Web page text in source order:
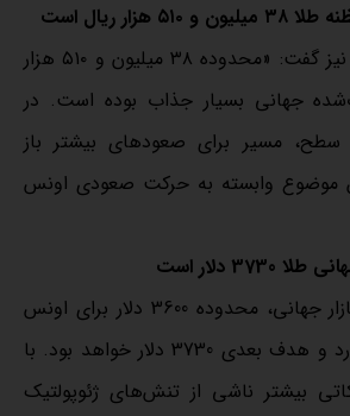
ریال است
دیبا درباره مظنه طلا نیز گفت: «محدوده ۳۸ میلیون و ۵۱۰ هزار
جهانی بسیار جذاب بوده است. در
مسیر برای صعودهای بیشتر باز
موضوع وابسته به حرکت صعودی اونس
دلار است
دیبا ادامه داد: «در بازار جهانی، محدوده 3600 دلار برای اونس
طلا اهمیت زیادی دارد و هدف بعدی 3730 دلار خواهد بود. با
بیشتر ناشی از تنش‌های ژئوپولتیک